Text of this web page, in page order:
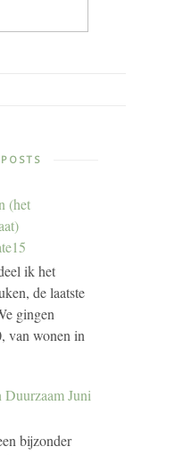
(het
ik het
de laatste
gingen
van wonen in
Duurzaam Juni
bijzonder